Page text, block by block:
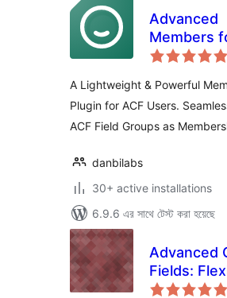
Advanced
Members
A Lightweight & Powerful
Plugin for ACF Users.
ACF Field Groups as
danbilabs
30+ active installations
6.9.6 এর সাথে টেস্ট করা হয়েছে
Advanced
Fields:
Content